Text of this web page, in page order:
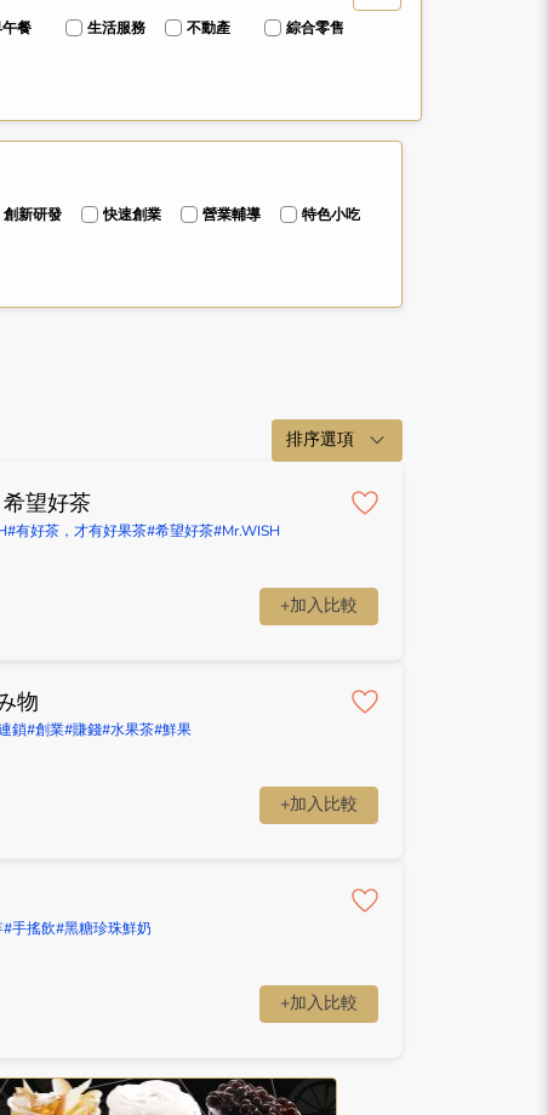
餐 生活服務 不動產
綜合零售
創新研發 快速創業 營業輔導
特色小吃
排序選項
望好茶
#有好茶，才有好果茶#希望好茶#Mr.WISH
+加入比較
物
鎖#創業#賺錢#水果茶#鮮果
+加入比較
#手搖飲#黑糖珍珠鮮奶
+加入比較